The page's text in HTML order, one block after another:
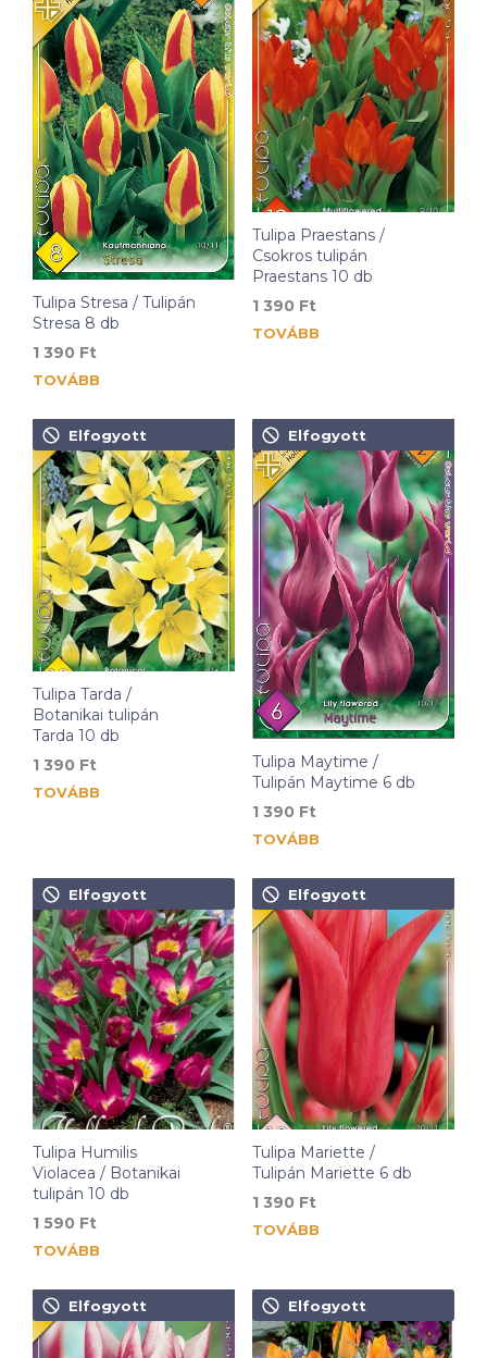
Tulipa Stresa / Tulipán
Stresa 8 db
1 390 Ft
TOVÁBB
Tulipa Praestans /
Csokros tulipán
Praestans 10 db
1 390 Ft
TOVÁBB
Tulipa Tarda /
Botanikai tulipán
Tarda 10 db
1 390 Ft
Elfogyott
TOVÁBB
Tulipa Maytime /
Tulipán Maytime 6 db
1 390 Ft
Elfogyott
TOVÁBB
Tulipa Humilis
Violacea / Botanikai
tulipán 10 db
1 590 Ft
Elfogyott
TOVÁBB
Tulipa Mariette /
Tulipán Mariette 6 db
1 390 Ft
Elfogyott
TOVÁBB
Elfogyott Elfogyott